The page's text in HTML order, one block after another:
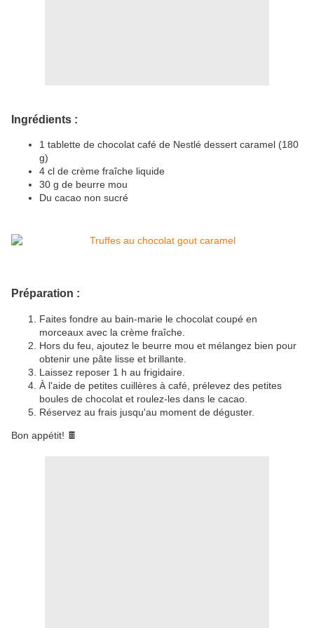
Ingrédients :
1 tablette de chocolat café de Nestlé dessert caramel (180
g)
4 cl de crème fraîche liquide
30 g de beurre mou
Du cacao non sucré
Préparation :
Faites fondre au bain-marie le chocolat coupé en
morceaux avec la crème fraîche.
Hors du feu, ajoutez le beurre mou et mélangez bien pour
obtenir une pâte lisse et brillante.
Laissez reposer 1 h au frigidaire.
À l'aide de petites cuillères à café, prélevez des petites
boules de chocolat et roulez-les dans le cacao.
Réservez au frais jusqu'au moment de déguster.
Bon appétit! 🍫